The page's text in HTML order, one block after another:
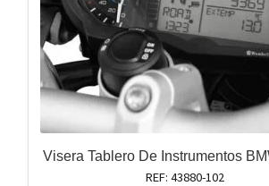
Visera Tablero De Instrumentos
REF: 43880-102